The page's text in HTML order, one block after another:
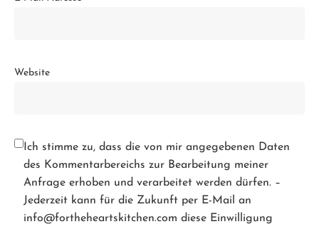
Website
Ich stimme zu, dass die von mir angegebenen Daten
des Kommentarbereichs zur Bearbeitung meiner
Anfrage erhoben und verarbeitet werden dürfen. –
Jederzeit kann für die Zukunft per E-Mail an
info@fortheheartskitchen.com diese Einwilligung